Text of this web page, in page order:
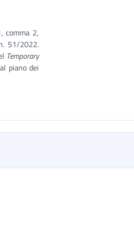
comma 2,
51/2022.
Temporary
piano dei